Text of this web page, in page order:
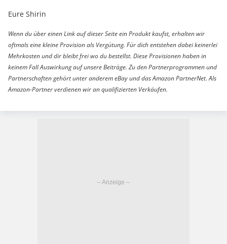
Eure Shirin
Wenn du über einen Link auf dieser Seite ein Produkt kaufst, erhalten wir
oftmals eine kleine Provision als Vergütung. Für dich entstehen dabei keinerlei
Mehrkosten und dir bleibt frei wo du bestellst. Diese Provisionen haben in
keinem Fall Auswirkung auf unsere Beiträge. Zu den Partnerprogrammen und
Partnerschaften gehört unter anderem eBay und das Amazon PartnerNet. Als
Amazon-Partner verdienen wir an qualifizierten Verkäufen.